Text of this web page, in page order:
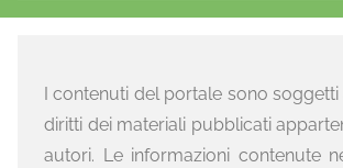
I contenuti del portale sono soggetti
diritti dei materiali pubblicati
autori. Le informazioni contenute